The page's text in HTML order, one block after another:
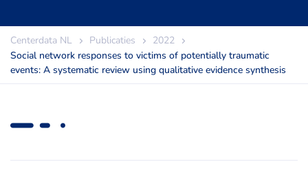
Centerdata NL Publicaties
2022
Social network responses to victims of potentially traumatic
events: A systematic review using qualitative evidence synthesis